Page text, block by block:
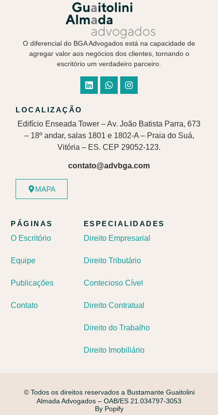
O diferencial do BGA Advogados está na capacidade de
agregar valor aos negócios dos clientes, tornando o
escritório um verdadeiro parceiro.
PÁGINAS
O Escritório
Equipe
Publicações
Contato
ESPECIALIDADES
Direito Empresarial
Direito Tributário
Contecioso Cível
Direito Contratual
Direito do Trabalho
Direito Imobiliário
LOCALIZAÇÃO
Edifício Enseada Tower – Av. João Batista Parra, 673
– 18º andar, salas 1801 e 1802-A – Praia do Suá,
Vitória – ES. CEP 29052-123.
contato@advbga.com
MAPA
© Todos os direitos reservados a Bustamante Guaitolini
Almada Advogados – OAB/ES 21.034797-3053
By Popify